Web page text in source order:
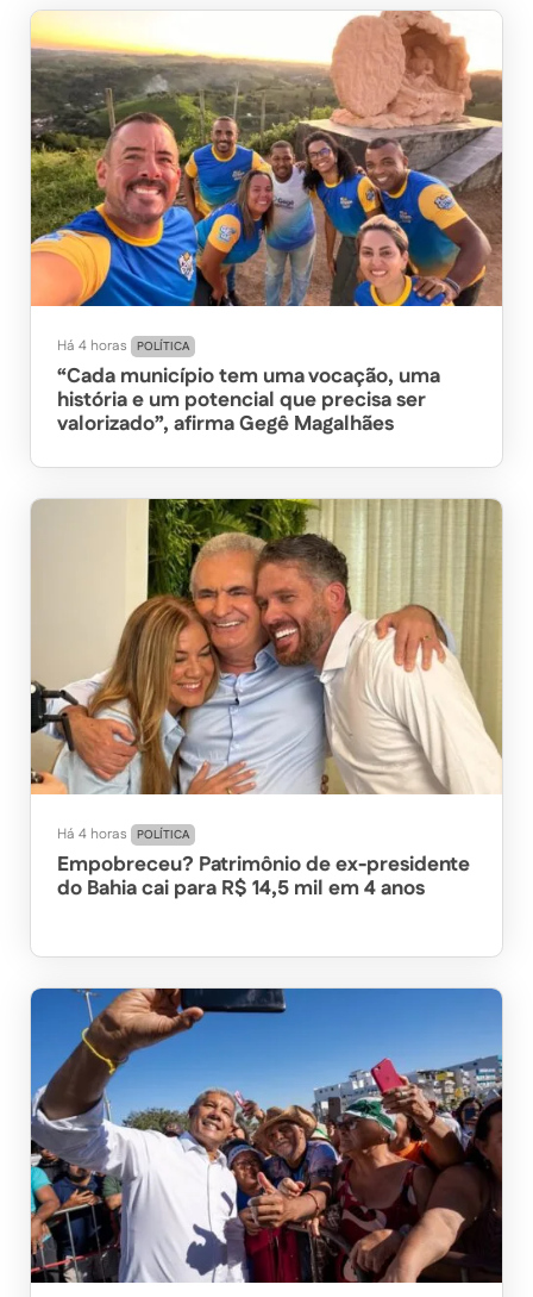
Há 4 horas POLÍTICA
“Cada município tem uma vocação, uma
história e um potencial que precisa ser
valorizado”, afirma Gegê Magalhães
Há 4 horas POLÍTICA
Empobreceu? Patrimônio de ex-presidente
do Bahia cai para R$ 14,5 mil em 4 anos